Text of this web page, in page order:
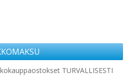
TURVALLISESTI